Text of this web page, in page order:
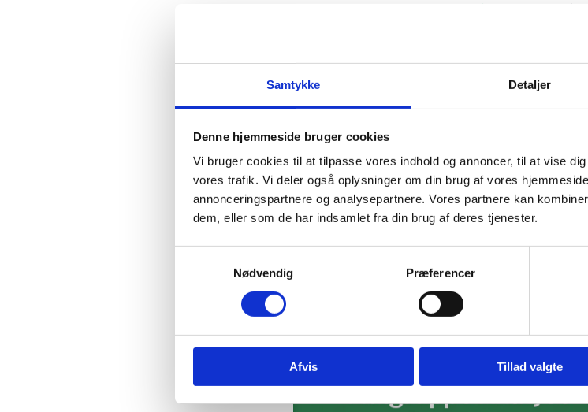
Samtykke Detaljer
Denne hjemmeside bruger cookies
Vi bruger cookies til at tilpasse vores indhold og annoncer, til at vise
vores trafik. Vi deler også oplysninger om din brug af vores
annonceringspartnere og analysepartnere. Vores partnere kan
dem, eller som de har indsamlet fra din brug af deres tjenester.
Nødvendig
Præferencer
Afvis Tillad valgte
digital markedsføringsstrategi
En succesfuld social medie strategi handler om
en stærk relation til dit brand. Ved at følge disse
resultater og hjælper dig med at nå dine
Forstå det danske sociale medie landskab